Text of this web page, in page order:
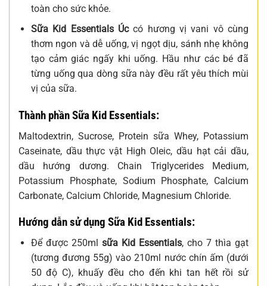
toàn cho sức khỏe.
Sữa Kid Essentials Úccó hương vị vani vô cùng
thơm ngon và dễ uống, vị ngọt dịu, sánh nhẹ không
tạo cảm giác ngấy khi uống. Hầu như các bé đã
từng uống qua dòng sữa này đều rất yêu thích mùi
vị của sữa.
Thành phần Sữa Kid Essentials:
Maltodextrin, Sucrose, Protein sữa Whey, Potassium
Caseinate, dầu thực vật High Oleic, dầu hạt cải dầu,
dầu hướng dương. Chain Triglycerides Medium,
Potassium Phosphate, Sodium Phosphate, Calcium
Carbonate, Calcium Chloride, Magnesium Chloride.
Hướng dẫn sử dụng Sữa Kid Essentials:
Để được 250ml sữa Kid Essentials, cho 7 thìa gạt
(tương đương 55g) vào 210ml nước chín ấm (dưới
50 độ C), khuấy đều cho đến khi tan hết rồi sử